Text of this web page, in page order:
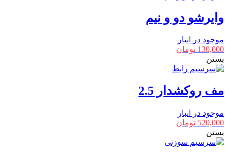
وایرشو دو و نیم
موجود در انبار
130,000 تومان
بستن
مف روکشدار 2.5
موجود در انبار
520,000 تومان
بستن